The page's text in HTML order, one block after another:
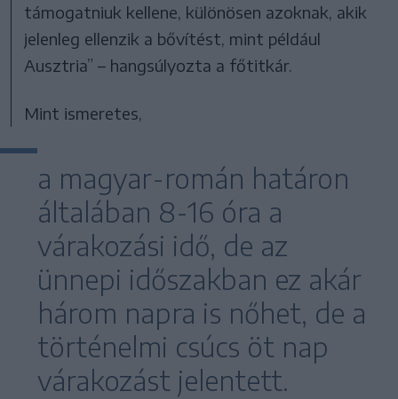
támogatniuk kellene, különösen azoknak, akik
jelenleg ellenzik a bővítést, mint például
Ausztria” – hangsúlyozta a főtitkár.
Mint ismeretes,
a magyar-román határon
általában 8-16 óra a
várakozási idő, de az
ünnepi időszakban ez akár
három napra is nőhet, de a
történelmi csúcs öt nap
várakozást jelentett.